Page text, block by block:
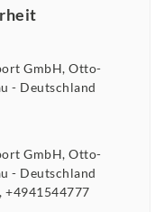
GmbH Otto-
Deutschland
GmbH Otto-
Deutschland
+4941544777